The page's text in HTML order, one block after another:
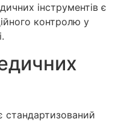
інструментів є
контролю у
стандартизований